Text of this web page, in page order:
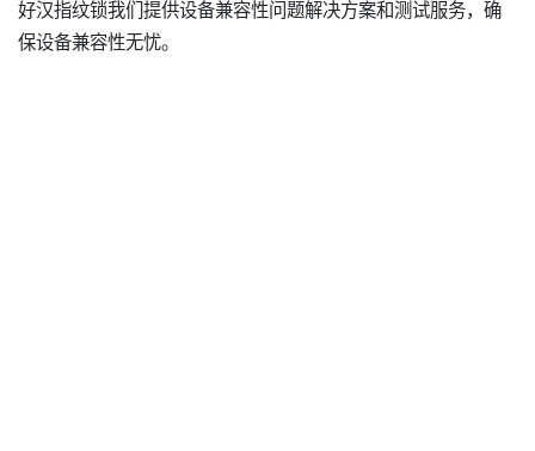
好汉指纹锁我们提供设备兼容性问题解决方案和测试服务，确
保设备兼容性无忧。